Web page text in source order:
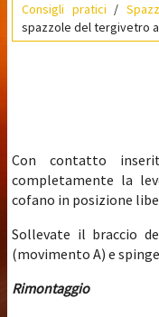
Consigli pratici /
spazzole del tergivetro
Con contatto
completamente la
cofano in posizione
Sollevate il braccio
(movimento A) e
Rimontaggio